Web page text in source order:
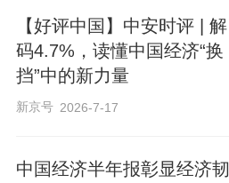
【好评中国】中安时评 | 解
码4.7%，读懂中国经济“换
挡”中的新力量
新京号 2026-7-17
中国经济半年报彰显经济韧